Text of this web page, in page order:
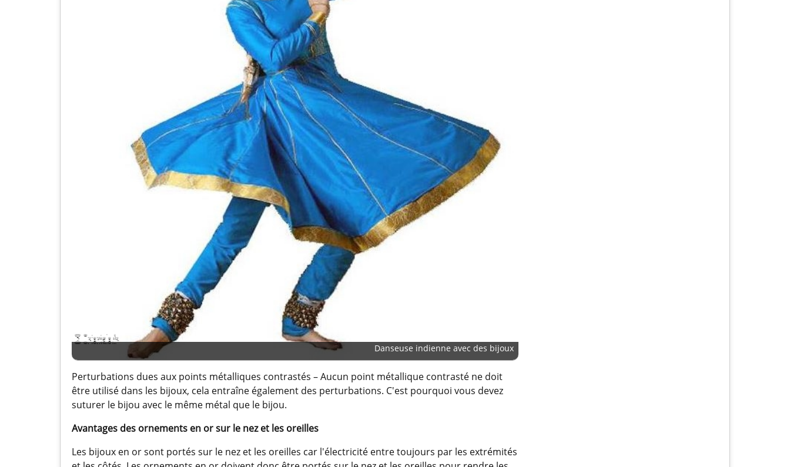
Danseuse indienne avec des bijoux
Perturbations dues aux points métalliques contrastés – Aucun point métallique contrasté ne doit
être utilisé dans les bijoux, cela entraîne également des perturbations. C'est pourquoi vous devez
suturer le bijou avec le même métal que le bijou.
Avantages des ornements en or sur le nez et les oreilles
Les bijoux en or sont portés sur le nez et les oreilles car l'électricité entre toujours par les extrémités